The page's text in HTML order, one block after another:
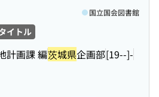
イトル
計画課 編茨城県企画部[19--]-
国立国会図書館